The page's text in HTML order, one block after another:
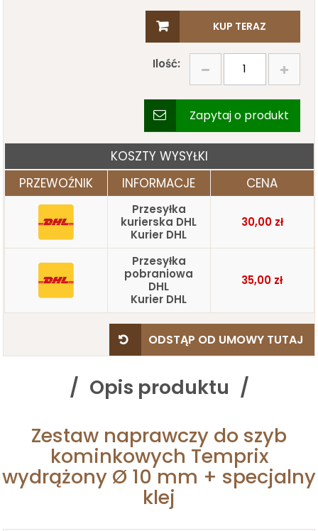
KUP TERAZ
Ilość:
Zapytaj o produkt
KOSZTY WYSYŁKI
PRZEWOŹNIK
INFORMACJE CENA
Przesyłka
kurierska DHL
Kurier DHL
30,00 zł
Przesyłka
pobraniowa
DHL
Kurier DHL
35,00 zł
ODSTĄP OD UMOWY TUTAJ
Opis produktu
Zestaw naprawczy do szyb
kominkowych Temprix
wydrążony Ø 10 mm + specjalny
klej